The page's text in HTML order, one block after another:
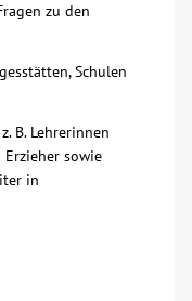
zu den
Schulen
B. Lehrerinnen
Erzieher sowie
in